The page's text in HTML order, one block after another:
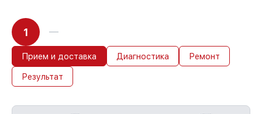
1
Прием и доставка Диагностика Ремонт
Результат